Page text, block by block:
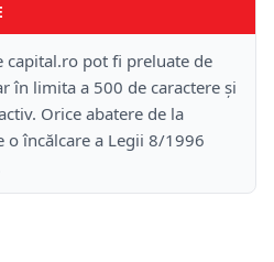
pot fi preluate de
în limita a 500 de caractere și
Orice abatere de la
o încălcare a Legii 8/1996